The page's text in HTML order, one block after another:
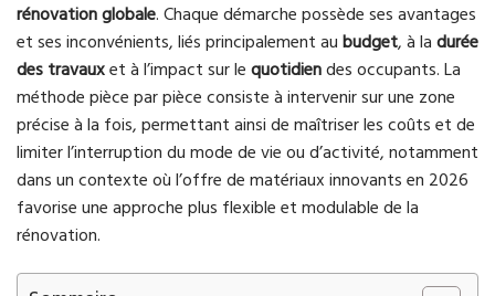
rénovation globale. Chaque démarche possède ses avantages
et ses inconvénients, liés principalement au budget, à la durée
des travauxet à l’impact sur le quotidiendes occupants. La
méthode pièce par pièce consiste à intervenir sur une zone
précise à la fois, permettant ainsi de maîtriser les coûts et de
limiter l’interruption du mode de vie ou d’activité, notamment
dans un contexte où l’offre de matériaux innovants en 2026
favorise une approche plus flexible et modulable de la
rénovation.